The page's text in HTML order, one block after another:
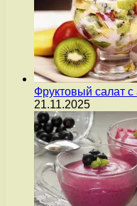
Фруктовый салат
21.11.2025